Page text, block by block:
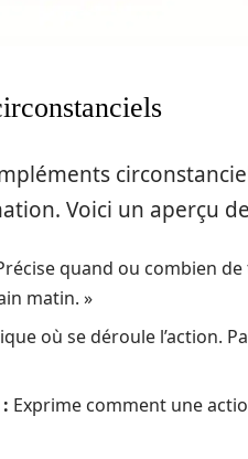
Voici un aperçu
quand ou combien
matin. »
où se déroule l’action.
Exprime comment une